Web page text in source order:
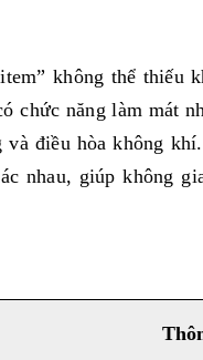
không thể thiếu
chức năng làm mát
điều hòa không
nhau, giúp không